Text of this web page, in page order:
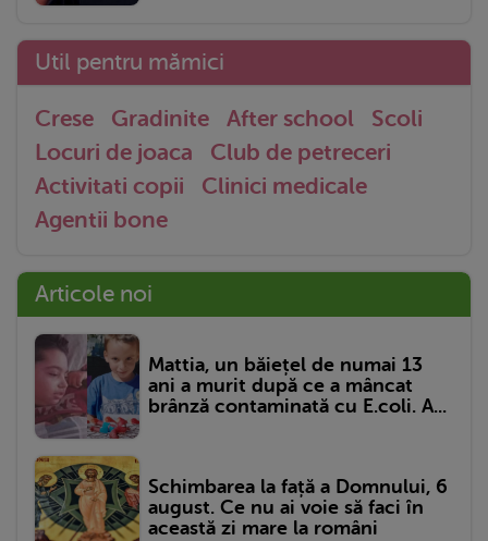
Util pentru mămici
Crese Gradinite After school
Scoli
Locuri de joaca
Club de petreceri
Activitati copii
Clinici medicale
Agentii bone
Articole noi
Mattia, un băiețel de numai 13
ani a murit după ce a mâncat
brânză contaminată cu E.coli. A...
Schimbarea la față a Domnului, 6
august. Ce nu ai voie să faci în
această zi mare la români